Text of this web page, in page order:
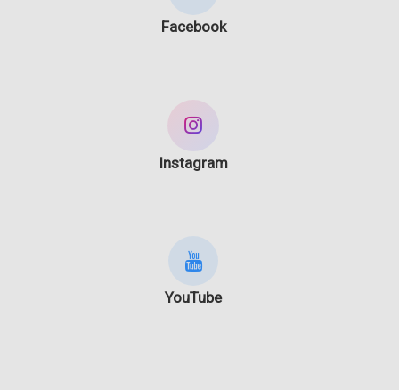
Facebook
Instagram
YouTube